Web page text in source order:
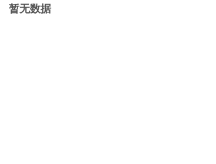
暂无数据